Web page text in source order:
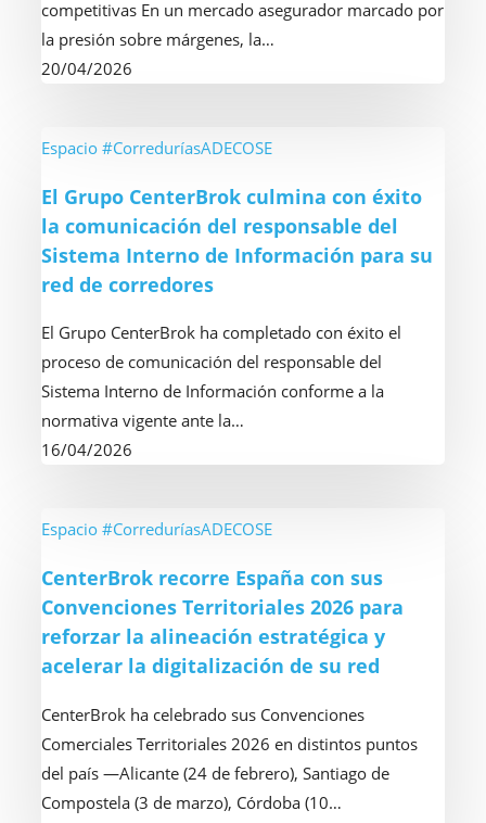
de
estructura
en
corredurías,
su
modelo
de
integración
competitivas En un mercado asegurador marcado por
la presión sobre márgenes, la…
20/04/2026
El
CenterBrok
culmina
con
éxito
comunicación
del
responsable
del
Sistema
de
para
su
red
de
Espacio #CorreduríasADECOSE
El Grupo CenterBrok culmina con éxito
la comunicación del responsable del
Sistema Interno de Información para su
red de corredores
El Grupo CenterBrok ha completado con éxito el
proceso de comunicación del responsable del
Sistema Interno de Información conforme a la
normativa vigente ante la…
16/04/2026
CenterBrok
España
con
sus
Convenciones
2026
para
reforzar
la
Espacio #CorreduríasADECOSE
CenterBrok recorre España con sus
Convenciones Territoriales 2026 para
reforzar la alineación estratégica y
acelerar la digitalización de su red
CenterBrok ha celebrado sus Convenciones
Comerciales Territoriales 2026 en distintos puntos
del país —Alicante (24 de febrero), Santiago de
Compostela (3 de marzo), Córdoba (10…